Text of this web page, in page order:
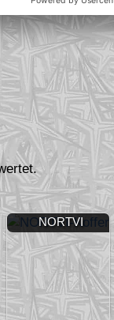
Erfahre alles über
die Kofferserie von
NORTVI